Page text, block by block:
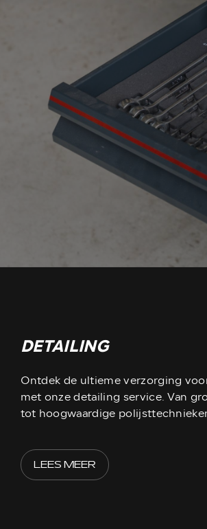
DETAILING
Ontdek de ultieme verzorging
met onze detailing service. Van
tot hoogwaardige
LEES MEER